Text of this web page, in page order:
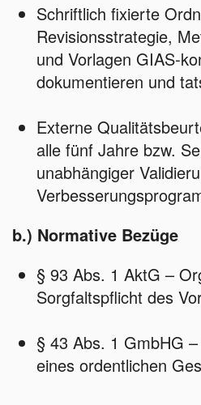
Schriftlich fixierte
Revisionsstrategie,
und Vorlagen
dokumentieren und
Externe
alle fünf Jahre bzw.
unabhängiger
b.) Normative Bezüge
§ 93 Abs. 1 AktG –
Sorgfaltspflicht des
§ 43 Abs. 1 GmbHG
eines ordentlichen